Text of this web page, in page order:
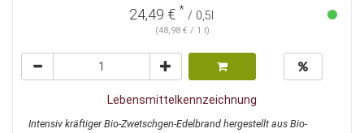
24,49 € * / 0,5l
(48,98 € / 1 l)
Lebensmittelkennzeichnung
Intensiv kräftiger Bio-Zwetschgen-Edelbrand hergestellt aus Bio-